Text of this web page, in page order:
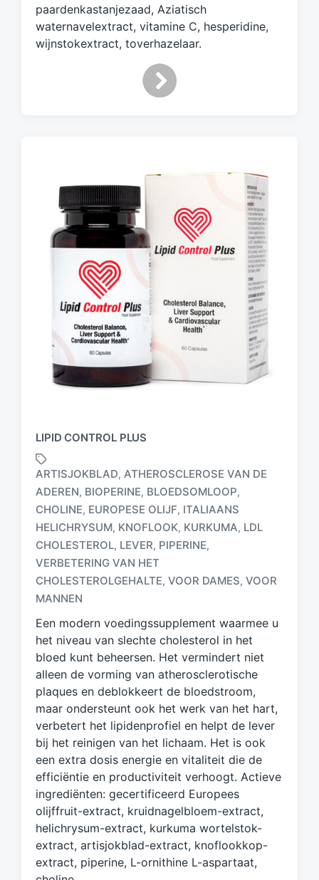
paardenkastanjezaad, Aziatisch
waternavelextract, vitamine C, hesperidine,
wijnstokextract, toverhazelaar.
LIPID CONTROL PLUS
e
t
a
g
m
e
t
ARTISJOKBLAD, ATHEROSCLEROSE VAN DE
ADEREN, BIOPERINE, BLOEDSOMLOOP,
CHOLINE, EUROPESE OLIJF, ITALIAANS
HELICHRYSUM, KNOFLOOK, KURKUMA, LDL
CHOLESTEROL, LEVER, PIPERINE,
VERBETERING VAN HET
CHOLESTEROLGEHALTE, VOOR DAMES, VOOR
MANNEN
Een modern voedingssupplement waarmee u
het niveau van slechte cholesterol in het
bloed kunt beheersen. Het vermindert niet
alleen de vorming van atherosclerotische
plaques en deblokkeert de bloedstroom,
maar ondersteunt ook het werk van het hart,
verbetert het lipidenprofiel en helpt de lever
bij het reinigen van het lichaam. Het is ook
een extra dosis energie en vitaliteit die de
efficiëntie en productiviteit verhoogt. Actieve
ingrediënten: gecertificeerd Europees
olijffruit-extract, kruidnagelbloem-extract,
helichrysum-extract, kurkuma wortelstok-
extract, artisjokblad-extract, knoflookkop-
extract, piperine, L-ornithine L-aspartaat,